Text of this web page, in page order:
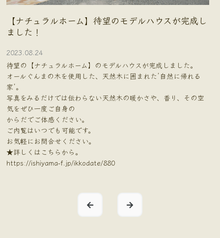
【ナチュラルホーム】待望のモデルハウスが完成し
ました！
2023.08.24
待望の【ナチュラルホーム】のモデルハウスが完成しました。
オールぐんまの木を使用した、天然木に囲まれた’自然に帰れる
家’。
写真をみるだけでは伝わらない天然木の暖かさや、香り、その空
気をぜひ一度ご自身の
からだでご体感ください。
ご内覧はいつでも可能です。
お気軽にお問合せください。
★詳しくはこちらから。
https://ishiyama-f.jp/ikkodate/880